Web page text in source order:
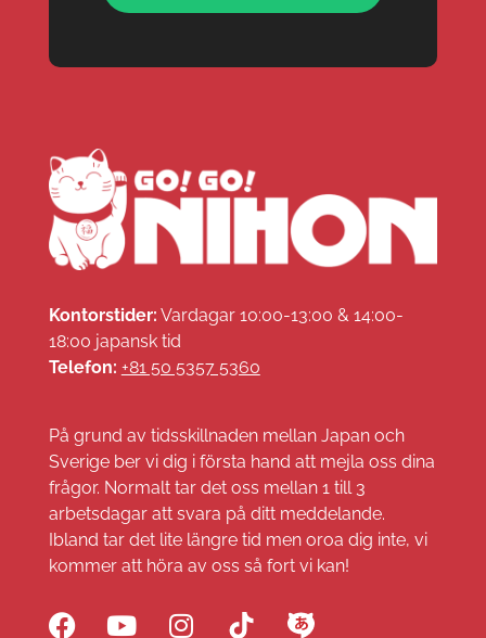
Kontorstider: Vardagar 10:00-13:00 & 14:00-
18:00 japansk tid
Telefon: +81 50 5357 5360
På grund av tidsskillnaden mellan Japan och
Sverige ber vi dig i första hand att mejla oss dina
frågor. Normalt tar det oss mellan 1 till 3
arbetsdagar att svara på ditt meddelande.
Ibland tar det lite längre tid men oroa dig inte, vi
kommer att höra av oss så fort vi kan!